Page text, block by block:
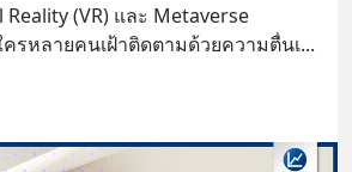
(VR) และ Metaverse
รหลายคนเฝ้าติดตามด้วยความตื่นเ